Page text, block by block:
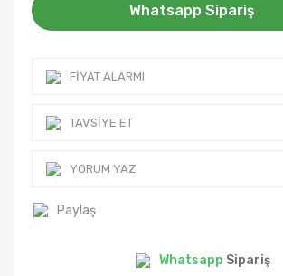
Whatsapp Sipariş
FIYAT ALARMI
TAVSIYE ET
YORUM YAZ
Paylaş
Whatsapp Sipariş